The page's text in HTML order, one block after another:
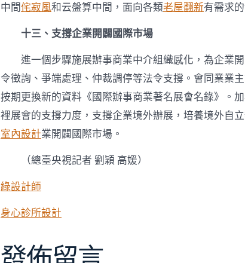
中間侘寂風和云盤算中間，面向各類老屋翻新有需求
十三、支撐企業開闢國際市場
進一個步驟施展辦事商業中介組織感化，為企業
令徵詢、爭端處理、仲裁調停等法令支撐。會同業業
按期更換新的資料《國際辦事商業著名展會名錄》。
裡展會的支撐力度，支撐企業境外辦展，培養境外自
室內設計業開闢國際市場。
（總臺央視記者 劉穎 高媛）
綠設計師
身心診所設計